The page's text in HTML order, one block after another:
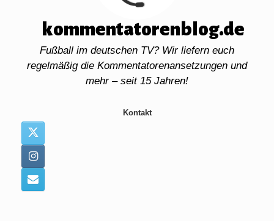
kommentatorenblog.de
Fußball im deutschen TV? Wir liefern euch
regelmäßig die Kommentatorenansetzungen und
mehr – seit 15 Jahren!
Kontakt